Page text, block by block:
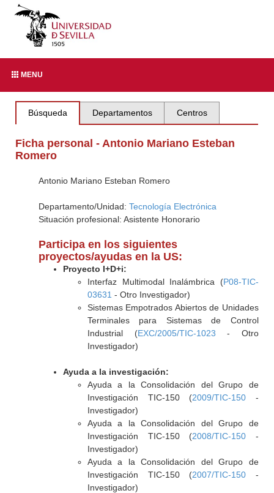
MENU
Búsqueda Departamentos Centros
Ficha personal - Antonio Mariano Esteban
Romero
Antonio Mariano Esteban Romero
Departamento/Unidad: Tecnología Electrónica
Situación profesional: Asistente Honorario
Participa en los siguientes
proyectos/ayudas en la US:
Proyecto I+D+i:
Interfaz Multimodal Inalámbrica (P08-TIC-
03631 - Otro Investigador)
Sistemas Empotrados Abiertos de Unidades
Terminales para Sistemas de Control
Industrial (EXC/2005/TIC-1023 - Otro
Investigador)
Ayuda a la investigación:
Ayuda a la Consolidación del Grupo de
Investigación TIC-150 (2009/TIC-150 -
Investigador)
Ayuda a la Consolidación del Grupo de
Investigación TIC-150 (2008/TIC-150 -
Investigador)
Ayuda a la Consolidación del Grupo de
Investigación TIC-150 (2007/TIC-150 -
Investigador)